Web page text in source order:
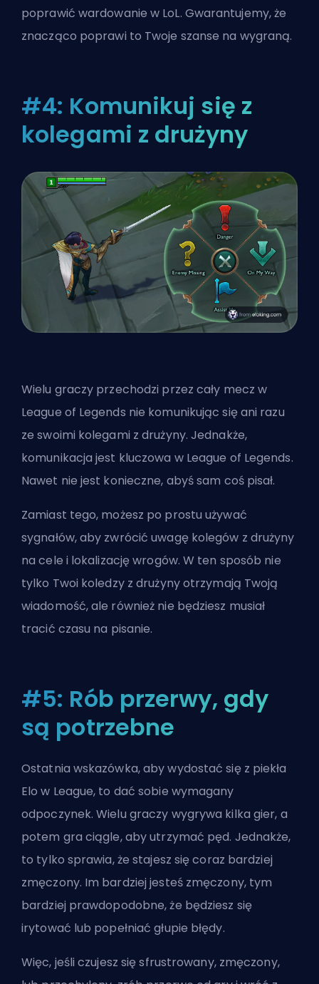
poprawić wardowanie w LoL. Gwarantujemy, że
znacząco poprawi to Twoje szanse na wygraną.
#4: Komunikuj się z
kolegami z drużyny
Wielu graczy przechodzi przez cały mecz w
League of Legends nie komunikując się ani razu
ze swoimi kolegami z drużyny. Jednakże,
komunikacja jest kluczowa w League of Legends.
Nawet nie jest konieczne, abyś sam coś pisał.
Zamiast tego, możesz po prostu używać
sygnałów, aby zwrócić uwagę kolegów z drużyny
na cele i lokalizację wrogów. W ten sposób nie
tylko Twoi koledzy z drużyny otrzymają Twoją
wiadomość, ale również nie będziesz musiał
tracić czasu na pisanie.
#5: Rób przerwy, gdy
są potrzebne
Ostatnia wskazówka, aby wydostać się z piekła
Elo w League, to dać sobie wymagany
odpoczynek. Wielu graczy wygrywa kilka gier, a
potem gra ciągle, aby utrzymać pęd. Jednakże,
to tylko sprawia, że stajesz się coraz bardziej
zmęczony. Im bardziej jesteś zmęczony, tym
bardziej prawdopodobne, że będziesz się
irytować lub popełniać głupie błędy.
Więc, jeśli czujesz się sfrustrowany, zmęczony,